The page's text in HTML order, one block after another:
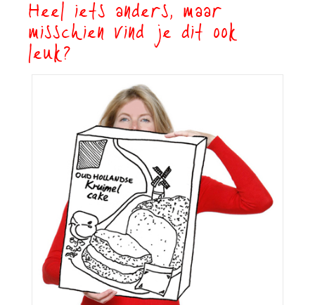
Heel iets anders, maar
misschien vind je dit ook
leuk?